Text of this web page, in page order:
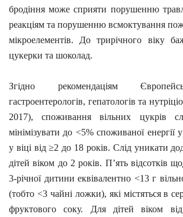
бродіння може сприяти порушенню
реакціям та порушенню всмоктування
мікроелементів. До трирічного віку
цукерки та шоколад.
Згідно рекомендаціям
гастроентерологів, гепатологів та
2017), споживання вільних цукрів
мінімізувати до <5% споживаної енергії у
у віці від ≥2 до 18 років. Слід уникати
дітей віком до 2 років. П’ять відсотків
3-річної дитини еквівалентно <13 г
(тобто <3 чайні ложки), які містяться в
фруктового соку. Для дітей віком